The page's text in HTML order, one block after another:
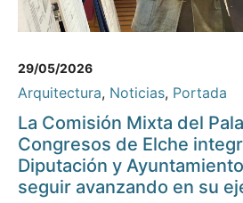
29/05/2026
Arquitectura, Noticias, Portada
La Comisión Mixta del
Congresos de Elche
Diputación y
seguir avanzando en su